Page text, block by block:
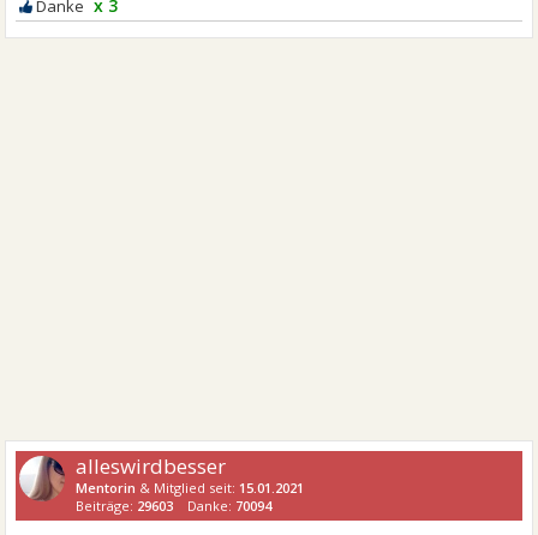
x 3
alleswirdbesser
Mentorin & Mitglied seit: 15.01.2021
Beiträge: 29603 Danke: 70094